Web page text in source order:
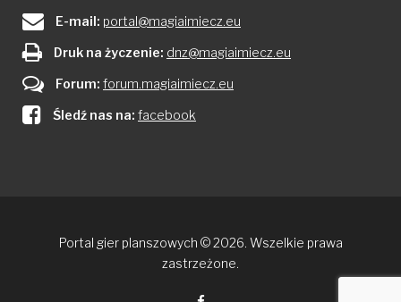
E-mail: portal@magiaimiecz.eu
Druk na życzenie: dnz@magiaimiecz.eu
Forum: forum.magiaimiecz.eu
Śledź nas na: facebook
Portal gier planszowych © 2026. Wszelkie prawa
zastrzeżone.